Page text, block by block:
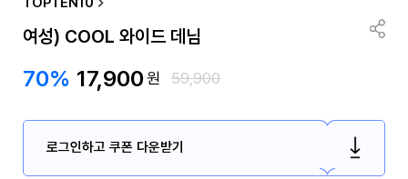
여성) COOL 와이드 데님
70% 17,900원 59,900
로그인하고 쿠폰 다운받기